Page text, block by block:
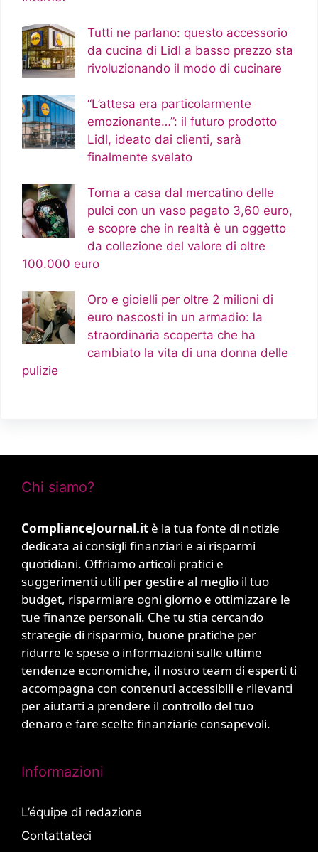
Tutti ne parlano: questo accessorio
da cucina di Lidl a basso prezzo sta
rivoluzionando il modo di cucinare
“L’attesa era particolarmente
emozionante…”: il futuro prodotto
Lidl, ideato dai clienti, sarà
finalmente svelato
Torna a casa dal mercatino delle
pulci con un vaso pagato 3,60 euro,
e scopre che in realtà è un oggetto
da collezione del valore di oltre
100.000 euro
Oro e gioielli per oltre 2 milioni di
euro nascosti in un armadio: la
straordinaria scoperta che ha
cambiato la vita di una donna delle
pulizie
Chi siamo?
ComplianceJournal.it è la tua fonte di notizie
dedicata ai consigli finanziari e ai risparmi
quotidiani. Offriamo articoli pratici e
suggerimenti utili per gestire al meglio il tuo
budget, risparmiare ogni giorno e ottimizzare le
tue finanze personali. Che tu stia cercando
strategie di risparmio, buone pratiche per
ridurre le spese o informazioni sulle ultime
tendenze economiche, il nostro team di esperti ti
accompagna con contenuti accessibili e rilevanti
per aiutarti a prendere il controllo del tuo
denaro e fare scelte finanziarie consapevoli.
Informazioni
L’équipe di redazione
Contattateci